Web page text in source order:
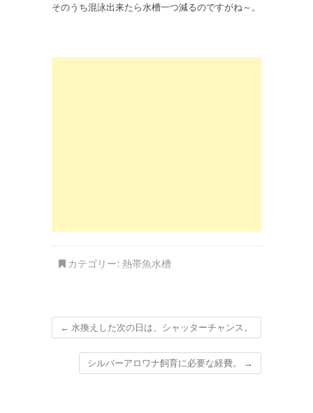
そのうち混泳出来たら水槽一つ減るのですがね～。
カテゴリー: 熱帯魚水槽
← 水換えした次の日は、シャッターチャンス。
シルバーアロワナ飼育に必要な経費。 →